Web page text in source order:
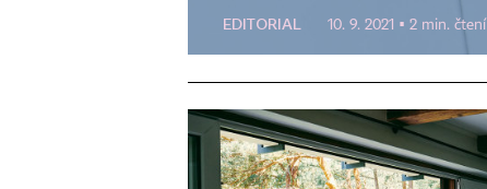
EDITORIAL 10. 9. 2021 ▪ 2 min. čtení